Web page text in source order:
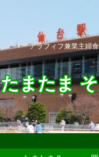
アラフィフ兼業主婦
たまたま